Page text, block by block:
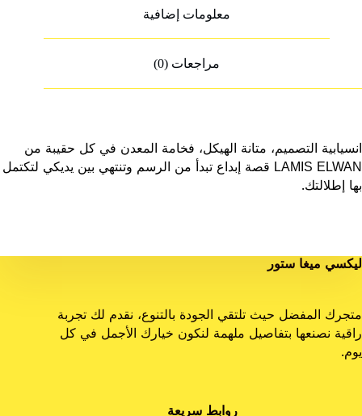
معلومات إضافية
مراجعات (0)
انسيابية التصميم، متانة الهيكل، فخامة المعدن في كل حقيبة من
LAMIS ELWAN قصة إبداع تبدأ من الرسم وتنتهي بين يديكي لتكتمل
بها إطلالتك.
ليكسي ميغا ستور
متجرك المفضل حيث تلتقي الجودة بالتنوع، نقدم لك تجربة
راقية نصنعها بتفاصيل ملهمة لنكون خيارك الأجمل في كل
يوم.